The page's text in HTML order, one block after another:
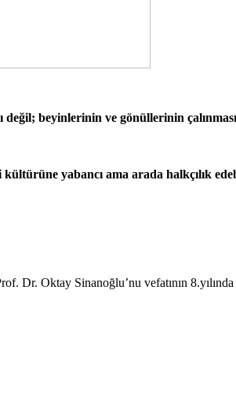
beyinlerinin ve gönüllerinin
yabancı ama arada halkçılık
Dr. Oktay Sinanoğlu’nu vefatının 8.yılında